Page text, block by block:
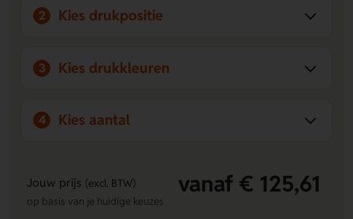
telefoons en MacBooks.
Personaliseerbaar:
professioneel resultaat.
2 Kies drukpositie
3 Kies drukkleuren
4 Kies aantal
Jouw prijs (excl. BTW) vanaf € 125,61
op basis van je huidige keuzes